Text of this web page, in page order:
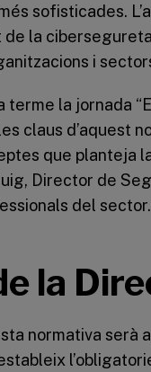
sofisticades.
de la
i
terme la jornada
claus d’aquest
que planteja
Director de
del sector.
la
normativa serà